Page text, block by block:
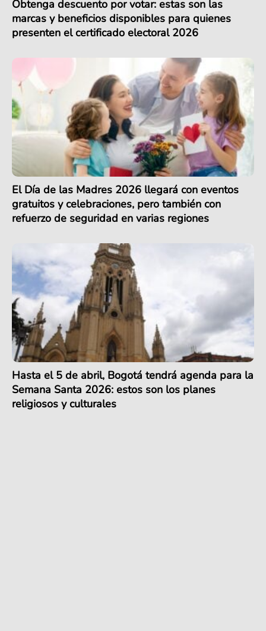
Obtenga descuento por votar: estas son las
marcas y beneficios disponibles para quienes
presenten el certificado electoral 2026
El Día de las Madres 2026 llegará con eventos
gratuitos y celebraciones, pero también con
refuerzo de seguridad en varias regiones
Hasta el 5 de abril, Bogotá tendrá agenda para la
Semana Santa 2026: estos son los planes
religiosos y culturales